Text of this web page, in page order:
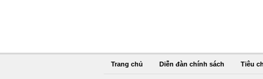
Trang chủ Diễn đàn chính sách Tiêu